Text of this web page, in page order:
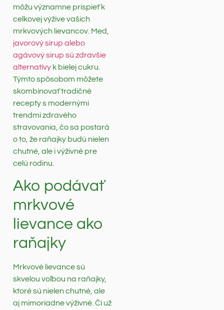
môžu významne prispieť k
celkovej výžive vašich
mrkvových lievancov. Med,
javorový sirup alebo
agávový sirup sú zdravšie
alternatívy k bielej cukru.
Týmto spôsobom môžete
skombinovať tradičné
recepty s modernými
trendmi zdravého
stravovania, čo sa postará
o to, že raňajky budú nielen
chutné, ale i výživné pre
celú rodinu.
Ako podávať
mrkvové
lievance ako
raňajky
Mrkvové lievance sú
skvelou voľbou na raňajky,
ktoré sú nielen chutné, ale
aj mimoriadne výživné. Či už